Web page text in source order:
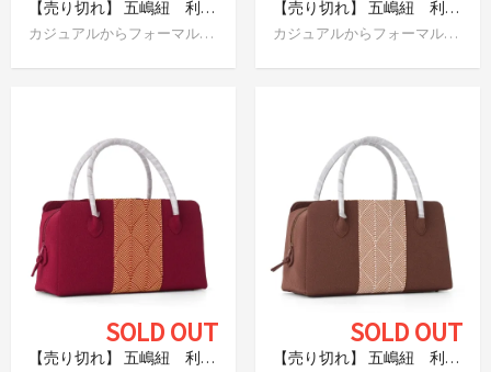
【売り切れ】 五嶋紐 利休バッグ 桃
カジュアルからフォーマルまで
【売り切れ】 五嶋紐 利休バッグ 紫
カジュアルからフォーマルまで
SOLD OUT
【売り切れ】 五嶋紐 利休バッグ ボルドー
SOLD OUT
【売り切れ】 五嶋紐 利休バッグ 茶